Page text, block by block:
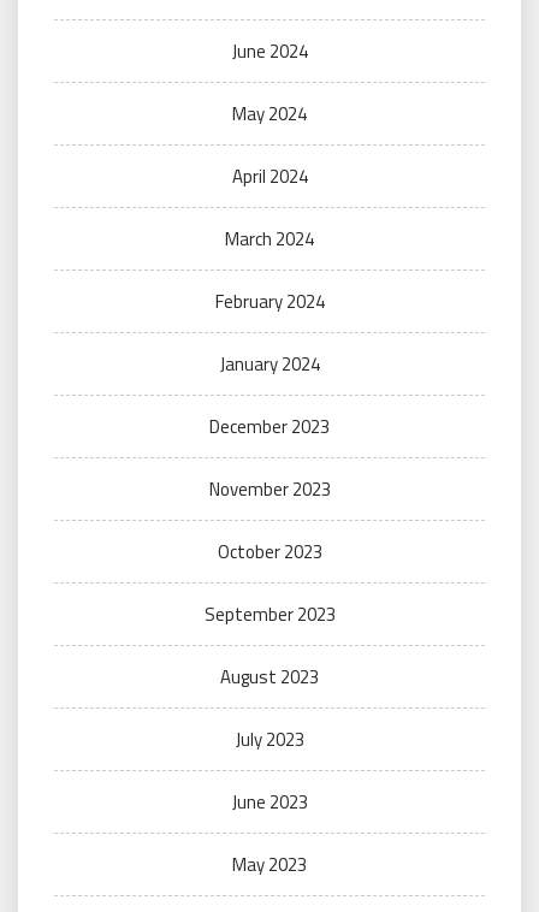
June 2024
May 2024
April 2024
March 2024
February 2024
January 2024
December 2023
November 2023
October 2023
September 2023
August 2023
July 2023
June 2023
May 2023